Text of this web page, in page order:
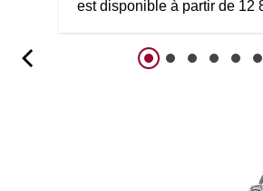
est disponible à partir de 12